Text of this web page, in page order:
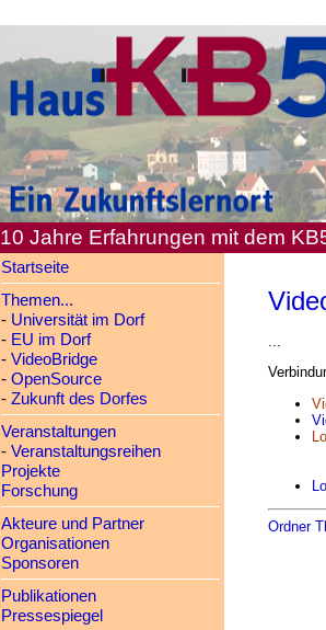
10 Jahre Erfahrungen mit dem
Startseite
Themen...
- Universität im Dorf
- EU im Dorf
- VideoBridge
- OpenSource
- Zukunft des Dorfes
Veranstaltungen
- Veranstaltungsreihen
Projekte
Forschung
Akteure und Partner
Organisationen
Sponsoren
Publikationen
Pressespiegel
...
Ordner